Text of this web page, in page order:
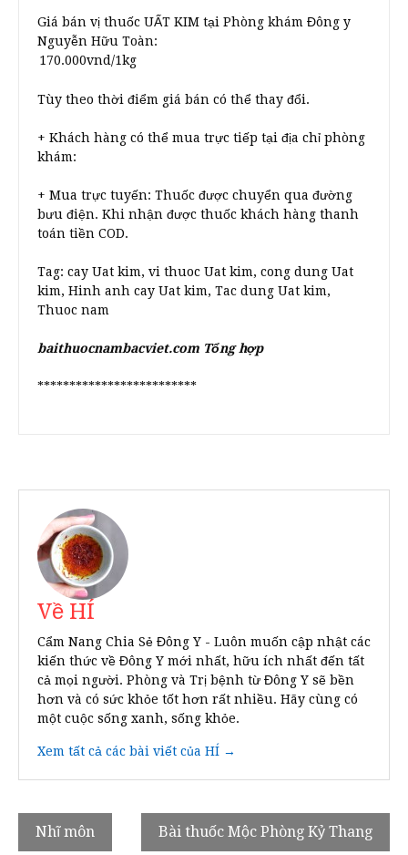
Giá bán vị thuốc UẤT KIM tại Phòng khám Đông y
Nguyễn Hữu Toàn:
Tùy theo thời điểm giá bán có thể thay đổi.
+ Khách hàng có thể mua trực tiếp tại địa chỉ phòng
khám:
+ Mua trực tuyến: Thuốc được chuyển qua đường
bưu điện. Khi nhận được thuốc khách hàng thanh
toán tiền COD.
Tag: cay Uat kim, vi thuoc Uat kim, cong dung Uat
kim, Hinh anh cay Uat kim, Tac dung Uat kim,
Thuoc nam
baithuocnambacviet.com Tổng hợp
*************************
Về HÍ
Cẩm Nang Chia Sẻ Đông Y - Luôn muốn cập nhật các
kiến thức về Đông Y mới nhất, hữu ích nhất đến tất
cả mọi người. Phòng và Trị bệnh từ Đông Y sẽ bền
hơn và có sức khỏe tốt hơn rất nhiều. Hãy cùng có
một cuộc sống xanh, sống khỏe.
Xem tất cả các bài viết của HÍ →
Điều
Nhĩ môn Bài thuốc Mộc Phòng Kỷ Thang